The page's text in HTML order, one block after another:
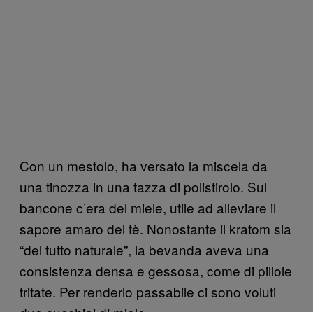
Con un mestolo, ha versato la miscela da
una tinozza in una tazza di polistirolo. Sul
bancone c’era del miele, utile ad alleviare il
sapore amaro del tè. Nonostante il kratom sia
“del tutto naturale”, la bevanda aveva una
consistenza densa e gessosa, come di pillole
tritate. Per renderlo passabile ci sono voluti